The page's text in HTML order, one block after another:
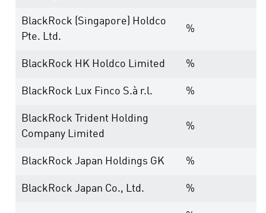
BlackRock (Singapore) Holdco
Pte. Ltd.
%
BlackRock HK Holdco Limited %
BlackRock Lux Finco S.à r.l. %
BlackRock Trident Holding
Company Limited
%
BlackRock Japan Holdings GK %
BlackRock Japan Co., Ltd. %